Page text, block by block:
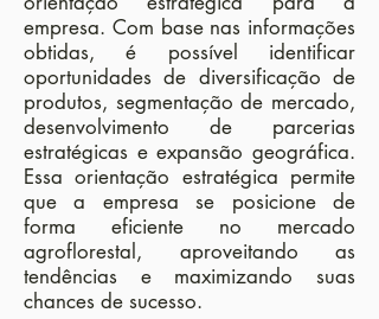
empresa. Com base nas informações
obtidas, é possível identificar
oportunidades de diversificação de
produtos, segmentação de mercado,
desenvolvimento de parcerias
estratégicas e expansão geográfica.
Essa orientação estratégica permite
que a empresa se posicione de
forma eficiente no mercado
agroflorestal, aproveitando as
tendências e maximizando suas
chances de sucesso.